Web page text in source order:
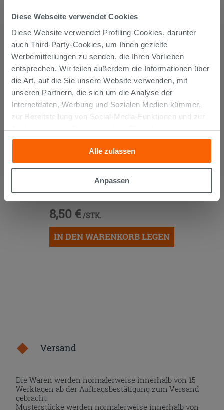
Diese Webseite verwendet Cookies
Diese Website verwendet Profiling-Cookies, darunter
auch Third-Party-Cookies, um Ihnen gezielte
Werbemitteilungen zu senden, die Ihren Vorlieben
entsprechen. Wir teilen außerdem die Informationen über
die Art, auf die Sie unsere Website verwenden, mit
unseren Partnern, die sich um die Analyse der
Internetdaten, Werbung und Sozialen Medien kümmer,
zur Bereitstellung von Social-Media-Funktionen und zur
Analyse unseres Datenverkehrs. Diese könnten sie mit
anderen Informationen, die Sie ihnen geliefert haben oder
die sie aufgrund Ihrer Verwendung ihrer Dienste
gesammelt haben, kombinieren. Falls Sie mehr wissen
möchten oder Ihre Zustimmung zu allen oder einigen
Zustimmung kann durch Klicken auf die Schaltfläche
„Cookies akzeptieren“ gegeben werden. Wenn Sie auf
nach der Installation der technischen Cookies fortsetzen.
Alle zulassen
Anpassen
GEKAUFT HABEN, KAUFTEN
AUCH...
SCHALLSCHUTZ OTVAL FÜR
WANDBUNDIGE SANITÄRE
8,50 € /STK.
IN DEN WARENKORB LEGEN
Versand
Die Waren werden normalerweise innerhalb von 15
Werktagen ab der Auftragsbestätigung zum Versand
gebracht.
Musterstücke werden normalerweise innerhalb von